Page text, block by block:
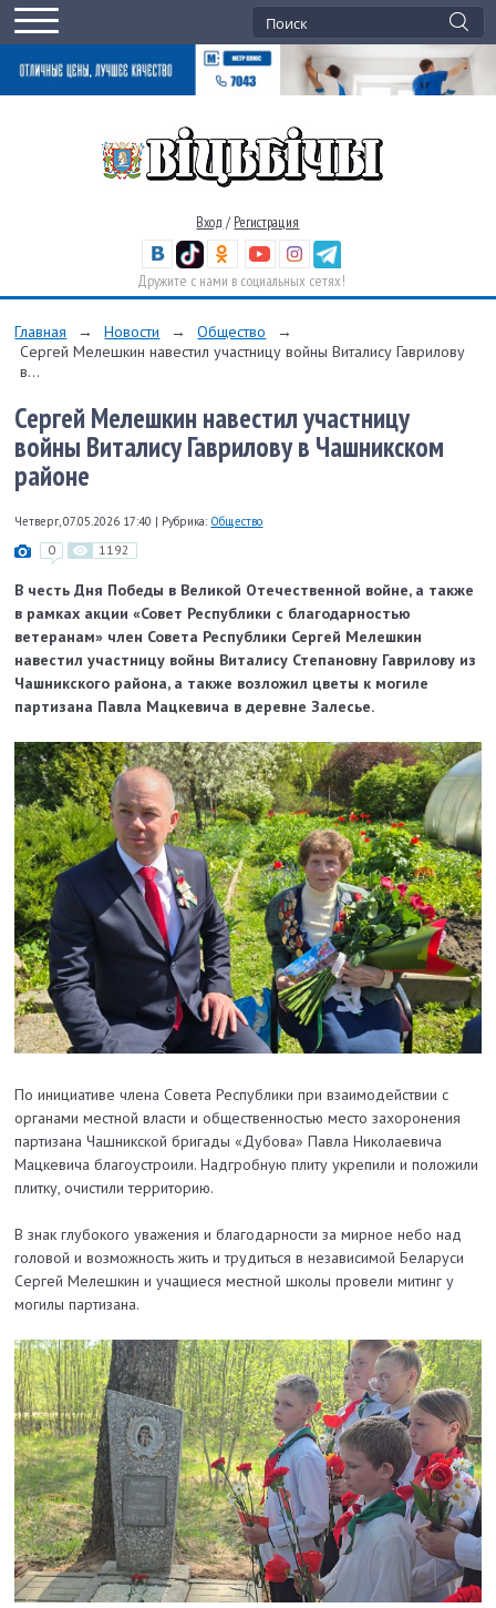
Вход / Регистрация
Дружите с нами в социальных сетях!
Главная → Новости → Общество
→
Сергей Мелешкин навестил участницу войны Виталису Гаврилову
в...
Сергей Мелешкин навестил участницу
войны Виталису Гаврилову в Чашникском
районе
Четверг, 07.05.2026 17:40 | Рубрика: Общество
0 1192
В честь Дня Победы в Великой Отечественной войне, а также
в рамках акции «Совет Республики с благодарностью
ветеранам» член Совета Республики Сергей Мелешкин
навестил участницу войны Виталису Степановну Гаврилову из
Чашникского района, а также возложил цветы к могиле
партизана Павла Мацкевича в деревне Залесье.
По инициативе члена Совета Республики при взаимодействии с
органами местной власти и общественностью место захоронения
партизана Чашникской бригады «Дубова» Павла Николаевича
Мацкевича благоустроили. Надгробную плиту укрепили и положили
плитку, очистили территорию.
В знак глубокого уважения и благодарности за мирное небо над
головой и возможность жить и трудиться в независимой Беларуси
Сергей Мелешкин и учащиеся местной школы провели митинг у
могилы партизана.